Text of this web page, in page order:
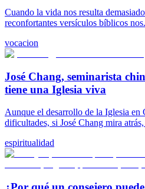
Cuando la vida nos resulta
reconfortantes versículos bíblicos
vocacion
José Chang, seminarista
tiene una Iglesia viva
Aunque el desarrollo de la Iglesia en
dificultades, si José Chang mira
espiritualidad